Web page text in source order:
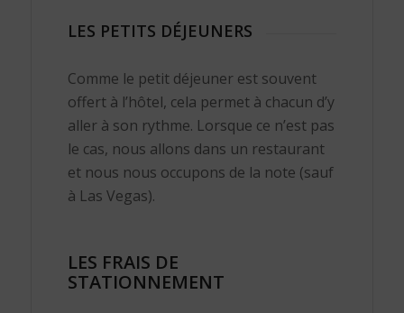
LES PETITS DÉJEUNERS
Comme le petit déjeuner est souvent
offert à l’hôtel, cela permet à chacun d’y
aller à son rythme. Lorsque ce n’est pas
le cas, nous allons dans un restaurant
et nous nous occupons de la note (sauf
à Las Vegas).
LES FRAIS DE
STATIONNEMENT